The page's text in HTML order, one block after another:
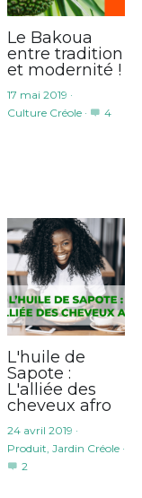
Le Bakoua
entre tradition
et modernité !
17 mai 2019 ·
Culture Créole· 4
L'huile de
Sapote :
L'alliée des
cheveux afro
24 avril 2019 ·
Produit, Jardin Créole·
2